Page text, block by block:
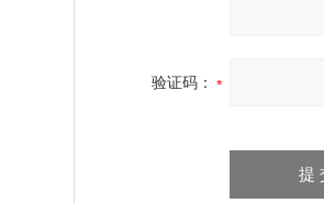
验证码：